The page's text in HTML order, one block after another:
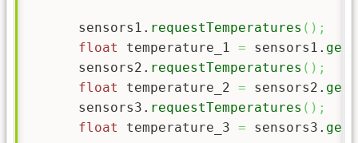
      sensors1.
requestTemperatures ( ) ;
float
temperature_1 = sensors1.
      sensors2.
requestTemperatures ( ) ;
float
temperature_2 = sensors2.
      sensors3.
requestTemperatures ( ) ;
float
temperature_3 = sensors3.